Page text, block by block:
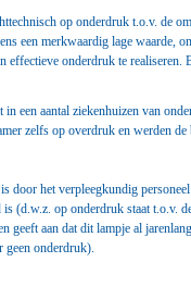
op onderdruk t.o.v. de
een merkwaardig lage waarde,
effectieve onderdruk te realiseren.
een aantal ziekenhuizen van
zelfs op overdruk en werden
door het verpleegkundig
is (d.w.z. op onderdruk staat t.o.v.
geeft aan dat dit lampje al
onderdruk).